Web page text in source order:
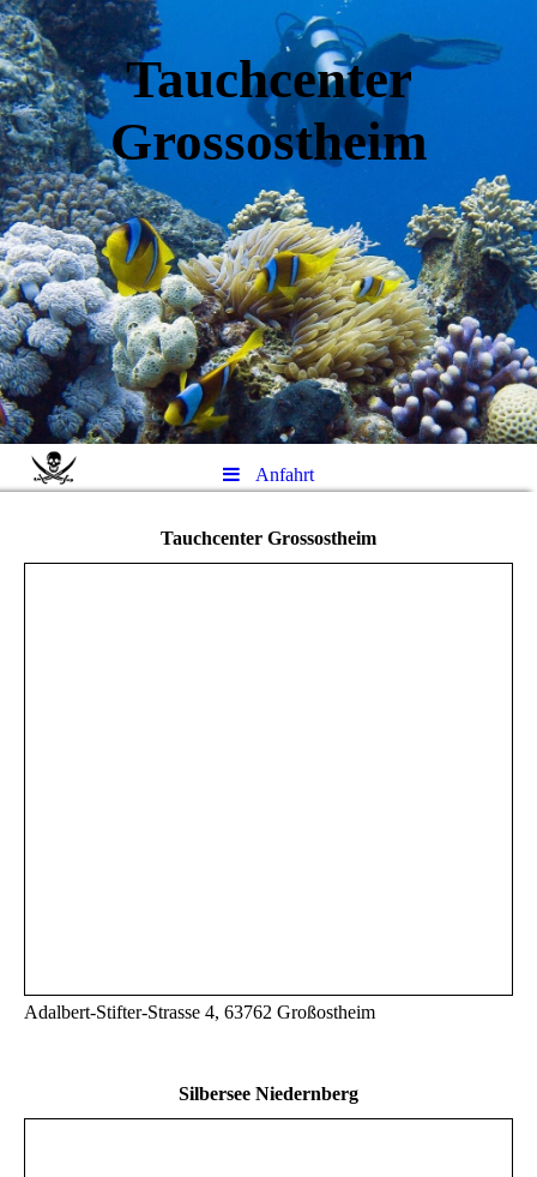
Tauchcenter
Grossostheim
Anfahrt
Tauchcenter Grossostheim
Adalbert-Stifter-Strasse 4, 63762 Großostheim
Silbersee Niedernberg